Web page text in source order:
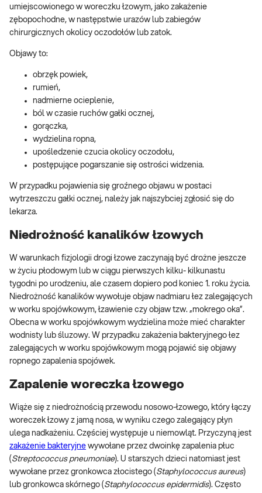
umiejscowionego w woreczku łzowym, jako zakażenie
zębopochodne, w następstwie urazów lub zabiegów
chirurgicznych okolicy oczodołów lub zatok.
Objawy to:
obrzęk powiek,
rumień,
nadmierne ocieplenie,
ból w czasie ruchów gałki ocznej,
gorączka,
wydzielina ropna,
upośledzenie czucia okolicy oczodołu,
postępujące pogarszanie się ostrości widzenia.
W przypadku pojawienia się groźnego objawu w postaci
wytrzeszczu gałki ocznej, należy jak najszybciej zgłosić się do
lekarza.
Niedrożność kanalików łzowych
W warunkach fizjologii drogi łzowe zaczynają być drożne jeszcze
w życiu płodowym lub w ciągu pierwszych kilku- kilkunastu
tygodni po urodzeniu, ale czasem dopiero pod koniec 1. roku życia.
Niedrożność kanalików wywołuje objaw nadmiaru łez zalegających
w worku spojówkowym, łzawienie czy objaw tzw. „mokrego oka”.
Obecna w worku spojówkowym wydzielina może mieć charakter
wodnisty lub śluzowy. W przypadku zakażenia bakteryjnego łez
zalegających w worku spojówkowym mogą pojawić się objawy
ropnego zapalenia spojówek.
Zapalenie woreczka łzowego
Wiąże się z niedrożnością przewodu nosowo-łzowego, który łączy
woreczek łzowy z jamą nosa, w wyniku czego zalegający płyn
ulega nadkażeniu. Częściej występuje u niemowląt. Przyczyną jest
zakażenie bakteryjne wywołane przez dwoinkę zapalenia płuc
( Streptococcus pneumoniae). U starszych dzieci natomiast jest
wywołane przez gronkowca złocistego ( Staphylococcus aureus)
lub gronkowca skórnego ( Staphylococcus epidermidis). Często